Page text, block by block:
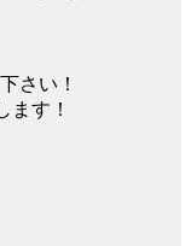
さい！
ます！